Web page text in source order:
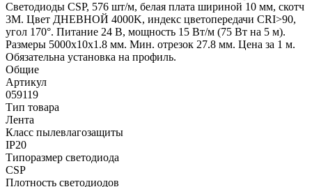
Светодиоды CSP, 576 шт/м, белая плата шириной 10 мм, скотч
3M. Цвет ДНЕВНОЙ 4000K, индекс цветопередачи CRI>90,
угол 170°. Питание 24 В, мощность 15 Вт/м (75 Вт на 5 м).
Размеры 5000x10x1.8 мм. Мин. отрезок 27.8 мм. Цена за 1 м.
Обязательна установка на профиль.
Общие
Артикул
059119
Тип товара
Лента
Класс пылевлагозащиты
IP20
Типоразмер светодиода
CSP
Плотность светодиодов